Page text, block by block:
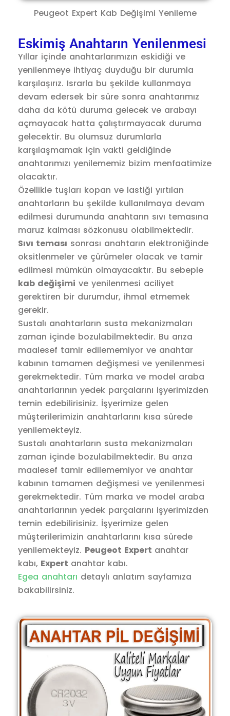
Peugeot Expert Kab Değişimi Yenileme
Eskimiş Anahtarın Yenilenmesi
Yıllar içinde anahtarlarımızın eskidiği ve
yenilenmeye ihtiyaç duyduğu bir durumla
karşılaşırız. Israrla bu şekilde kullanmaya
devam edersek bir süre sonra anahtarımız
daha da kötü duruma gelecek ve arabayı
açmayacak hatta çalıştırmayacak duruma
gelecektir. Bu olumsuz durumlarla
karşılaşmamak için vakti geldiğinde
anahtarımızı yenilememiz bizim menfaatimize
olacaktır.
Özellikle tuşları kopan ve lastiği yırtılan
anahtarların bu şekilde kullanılmaya devam
edilmesi durumunda anahtarın sıvı temasına
maruz kalması sözkonusu olabilmektedir.
Sıvı teması sonrası anahtarın elektroniğinde
oksitlenmeler ve çürümeler olacak ve tamir
edilmesi mümkün olmayacaktır. Bu sebeple
kab değişimi ve yenilenmesi aciliyet
gerektiren bir durumdur, ihmal etmemek
gerekir.
Sustalı anahtarların susta mekanizmaları
zaman içinde bozulabilmektedir. Bu arıza
maalesef tamir edilememiyor ve anahtar
kabının tamamen değişmesi ve yenilenmesi
gerekmektedir. Tüm marka ve model araba
anahtarlarının yedek parçalarını işyerimizden
temin edebilirisiniz. İşyerimize gelen
müşterilerimizin anahtarlarını kısa sürede
yenilemekteyiz.
Sustalı anahtarların susta mekanizmaları
zaman içinde bozulabilmektedir. Bu arıza
maalesef tamir edilememiyor ve anahtar
kabının tamamen değişmesi ve yenilenmesi
gerekmektedir. Tüm marka ve model araba
anahtarlarının yedek parçalarını işyerimizden
temin edebilirisiniz. İşyerimize gelen
müşterilerimizin anahtarlarını kısa sürede
yenilemekteyiz. Peugeot Expert anahtar
kabı, Expert anahtar kabı.
Egea anahtarı detaylı anlatım sayfamıza
bakabilirsiniz.